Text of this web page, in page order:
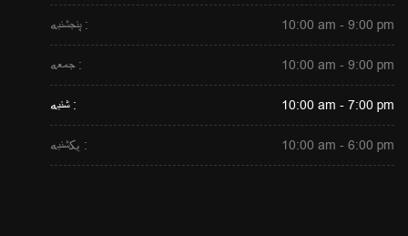
پنجشنبه : 10:00 am - 9:00 pm
جمعه : 10:00 am - 9:00 pm
شنبه : 10:00 am - 7:00 pm
یکشنبه : 10:00 am - 6:00 pm